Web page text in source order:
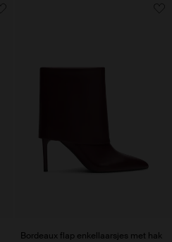
Bordeaux flap enkellaarsjes met hak